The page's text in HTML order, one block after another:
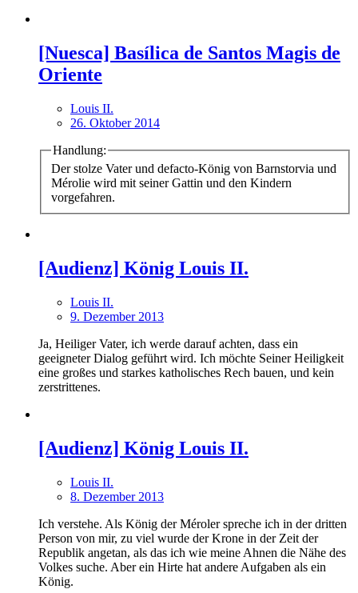
[Nuesca] Basílica de Santos Magis de
Oriente
Louis II.
26. Oktober 2014
Handlung:
Der stolze Vater und defacto-König von Barnstorvia und
Mérolie wird mit seiner Gattin und den Kindern
vorgefahren.
[Audienz] König Louis II.
Louis II.
9. Dezember 2013
Ja, Heiliger Vater, ich werde darauf achten, dass ein
geeigneter Dialog geführt wird. Ich möchte Seiner Heiligkeit
eine großes und starkes katholisches Rech bauen, und kein
zerstrittenes.
[Audienz] König Louis II.
Louis II.
8. Dezember 2013
Ich verstehe. Als König der Méroler spreche ich in der dritten
Person von mir, zu viel wurde der Krone in der Zeit der
Republik angetan, als das ich wie meine Ahnen die Nähe des
Volkes suche. Aber ein Hirte hat andere Aufgaben als ein
König.